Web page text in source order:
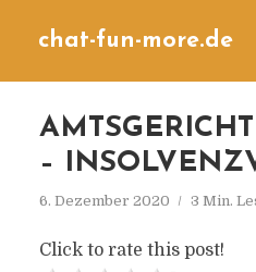
chat-fun-more.de
–
6. Dezember 2020 3 Min.
Click to rate this post!